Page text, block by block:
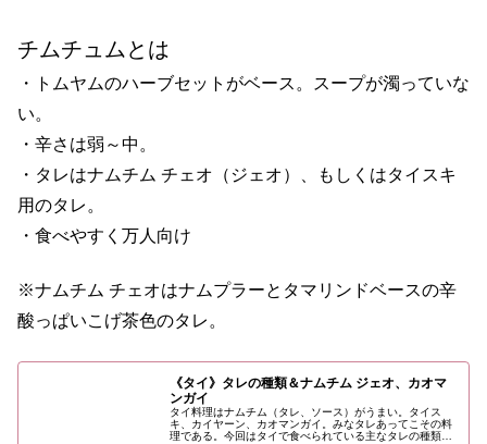
チムチュムとは
・トムヤムのハーブセットがベース。スープが濁っていな
い。
・辛さは弱～中。
・タレはナムチム チェオ（ジェオ）、もしくはタイスキ
用のタレ。
・食べやすく万人向け
※ナムチム チェオはナムプラーとタマリンドベースの辛
酸っぱいこげ茶色のタレ。
《タイ》タレの種類＆ナムチム ジェオ、カオマ
ンガイ
タイ料理はナムチム（タレ、ソース）がうまい。タイス
キ、カイヤーン、カオマンガイ。みなタレあってこその料
理である。今回はタイで食べられている主なタレの種類と